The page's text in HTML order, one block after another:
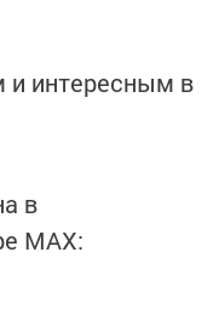
интересным в
в
MАХ: